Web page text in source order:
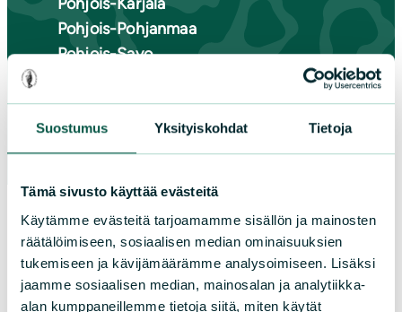
Suostumus Yksityiskohdat Tietoja
Tämä sivusto käyttää evästeitä
Käytämme evästeitä tarjoamamme sisällön ja mainosten
räätälöimiseen, sosiaalisen median ominaisuuksien
tukemiseen ja kävijämäärämme analysoimiseen. Lisäksi
jaamme sosiaalisen median, mainosalan ja analytiikka-
alan kumppaneillemme tietoja siitä, miten käytät
Pohjois-Pohjanmaa
Pohjois-Savo
Uusimaa
Varsinais-Suomi